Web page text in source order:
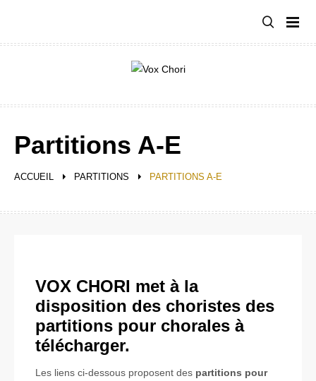
contenu
ACCUEIL PARTITIONS PARTITIONS A-E
Partitions A-E
VOX CHORI met à la
disposition des choristes des
partitions pour chorales à
télécharger.
Les liens ci-dessous proposent des partitions pour